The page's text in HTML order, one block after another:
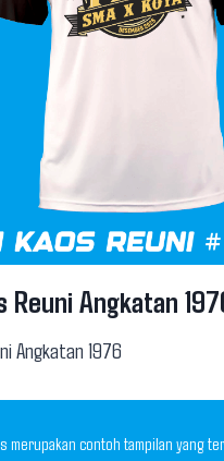
Reuni Angkatan
Angkatan 1976
merupakan contoh tampilan yang